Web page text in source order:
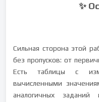
✨
Сильная сторона этой
без пропусков: от
Есть таблицы с
вычисленными
аналогичных